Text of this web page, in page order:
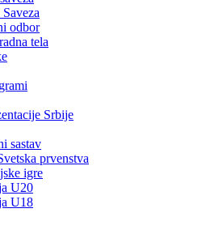
odbor
tela
Srbije
sastav
prvenstva
igre
U20
U18